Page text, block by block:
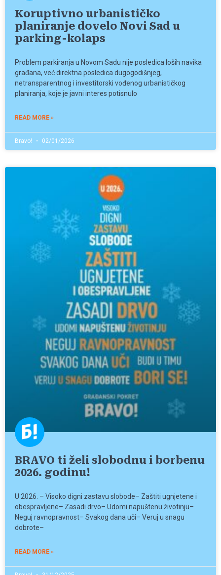
Koruptivno urbanističko
planiranje dovelo Novi Sad u
parking-kolaps
Problem parkiranja u Novom Sadu nije posledica loših navika
građana, već direktna posledica dugogodišnjeg,
netransparentnog i investitorski vođenog urbanističkog
planiranja, koje je javni interes potisnulo
READ MORE »
Bravo! 02/01/2026
BRAVO ti želi slobodnu i borbenu
2026. godinu!
U 2026. – Visoko digni zastavu slobode– Zaštiti ugnjetene i
obespravljene– Zasadi drvo– Udomi napuštenu životinju–
Neguj ravnopravnost– Svakog dana uči– Veruj u snagu
dobrote–
READ MORE »